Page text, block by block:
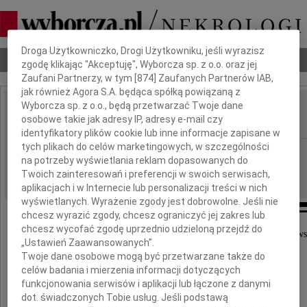
Nekrologi Odeszli Poradnik pogrzebowy
IMIĘ I NAZWISKO: Stanisław Kukuryka
REGION: cała Polska
DATA EMISJI: 17.05.2010
W dniu 12 maja 2010 roku odszedł od nas na
Dbamy o Twoją prywatność
Droga Użytkowniczko, Drogi Użytkowniku, jeśli wyrazisz
zgodę klikając "Akceptuję", Wyborcza sp. z o.o. oraz jej
Zaufani Partnerzy, w tym [874 ] Zaufanych Partnerów IAB,
jak również Agora S.A. będąca spółką powiązaną z
Wyborcza sp. z o.o., będą przetwarzać Twoje dane
osobowe takie jak adresy IP, adresy e-mail czy
identyfikatory plików cookie lub inne informacje zapisane w
tych plikach do celów marketingowych, w szczególności
na potrzeby wyświetlania reklam dopasowanych do
Twoich zainteresowań i preferencji w swoich serwisach,
aplikacjach i w Internecie lub personalizacji treści w nich
wyświetlanych. Wyrażenie zgody jest dobrowolne. Jeśli nie
chcesz wyrazić zgody, chcesz ograniczyć jej zakres lub
chcesz wycofać zgodę uprzednio udzieloną przejdź do
„Ustawień Zaawansowanych”.
Twoje dane osobowe mogą być przetwarzane także do
celów badania i mierzenia informacji dotyczących
funkcjonowania serwisów i aplikacji lub łączone z danymi
dot. świadczonych Tobie usług. Jeśli podstawą